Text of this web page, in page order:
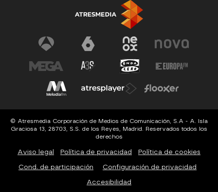
© Atresmedia Corporación de Medios de Comunicación, S.A - A. Isla
Graciosa 13, 28703, S.S. de los Reyes, Madrid. Reservados todos los
derechos
Aviso legal Política de privacidad Política de cookies
Cond. de participación Configuración de privacidad
Accesibilidad